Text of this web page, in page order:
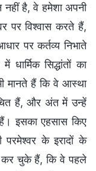
नहीं है, वे हमेशा अपनी
पर विश्वास करते हैं,
पर कर्तव्य निभाते
सिद्धांतों का
मानते हैं कि वे आस्था
हैं, और अंत में उन्हें
इसका एहसास किए
के इरादों के
कर चुके हैं, कि वे पहले